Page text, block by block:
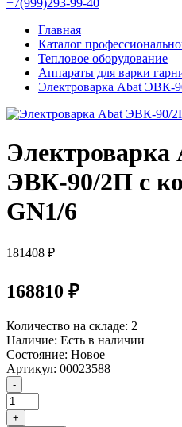
+7(999)293-99-40
Главная
Каталог
Тепловое оборудование
Аппараты для варки
Электроварка Abat ЭВК-
Электроварка
ЭВК-90/2П с
GN1/6
181408 ₽
168810 ₽
Количество на складе: 2
Наличие: Есть в наличии
Состояние: Новое
Артикул: 00023588